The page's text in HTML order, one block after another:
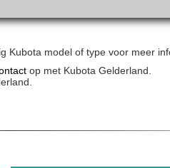
model of type voor meer
op met Kubota Gelderland.